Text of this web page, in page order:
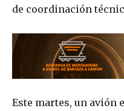
de coordinación
Este martes, un avión